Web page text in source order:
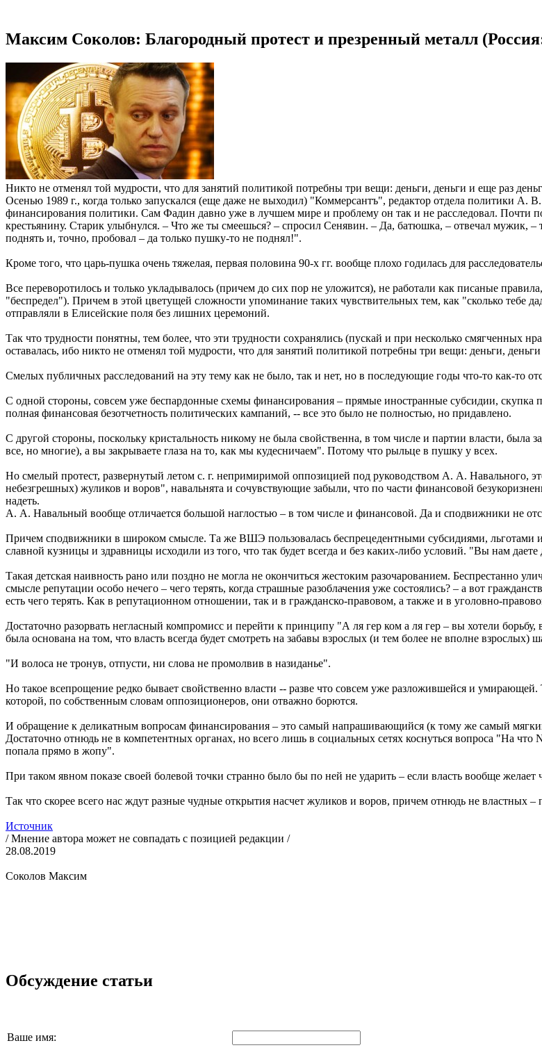
Максим Соколов: Благородный протест и презренный металл
Никто не отменял той мудрости, что для занятий политикой потребны три вещи: деньги, деньги и еще раз
Осенью 1989 г., когда только запускался (еще даже не выходил) "Коммерсантъ", редактор отдела политики А.
финансирования политики. Сам Фадин давно уже в лучшем мире и проблему он так и не расследовал. Почти
крестьянину. Старик улыбнулся. – Что же ты смеешься? – спросил Сенявин. – Да, батюшка, – отвечал
поднять и, точно, пробовал – да только пушку-то не поднял!".
Кроме того, что царь-пушка очень тяжелая, первая половина 90-х гг. вообще плохо годилась для
Все переворотилось и только укладывалось (причем до сих пор не уложится), не работали как писаные
"беспредел"). Причем в этой цветущей сложности упоминание таких чувствительных тем, как "сколько тебе
отправляли в Елисейские поля без лишних церемоний.
Так что трудности понятны, тем более, что эти трудности сохранялись (пускай и при несколько смягченных
оставалась, ибо никто не отменял той мудрости, что для занятий политикой потребны три вещи: деньги,
Смелых публичных расследований на эту тему как не было, так и нет, но в последующие годы что-то как-то
С одной стороны, совсем уже беспардонные схемы финансирования – прямые иностранные субсидии,
полная финансовая безотчетность политических кампаний, -- все это было не полностью, но придавлено.
С другой стороны, поскольку кристальность никому не была свойственна, в том числе и партии власти, была
все, но многие), а вы закрываете глаза на то, как мы кудесничаем". Потому что рыльце в пушку у всех.
Но смелый протест, развернутый летом с. г. непримиримой оппозицией под руководством А. А. Навального,
небезгрешных) жуликов и воров", навальнята и сочувствующие забыли, что по части финансовой
надеть.
А. А. Навальный вообще отличается большой наглостью – в том числе и финансовой. Да и сподвижники не
Причем сподвижники в широком смысле. Та же ВШЭ пользовалась беспрецедентными субсидиями, льготами
славной кузницы и здравницы исходили из того, что так будет всегда и без каких-либо условий. "Вы нам даете
Такая детская наивность рано или поздно не могла не окончиться жестоким разочарованием. Беспрестанно
смысле репутации особо нечего – чего терять, когда страшные разоблачения уже состоялись? – а вот
есть чего терять. Как в репутационном отношении, так и в гражданско-правовом, а также и в уголовно-
Достаточно разорвать негласный компромисс и перейти к принципу "А ля гер ком а ля гер – вы хотели
была основана на том, что власть всегда будет смотреть на забавы взрослых (и тем более не вполне взрослых)
"И волоса не тронув, отпусти, ни слова не промолвив в назиданье".
Но такое всепрощение редко бывает свойственно власти -- разве что совсем уже разложившейся и
которой, по собственным словам оппозиционеров, они отважно борются.
И обращение к деликатным вопросам финансирования – это самый напрашивающийся (к тому же самый
Достаточно отнюдь не в компетентных органах, но всего лишь в социальных сетях коснуться вопроса "На что
попала прямо в жопу".
При таком явном показе своей болевой точки странно было бы по ней не ударить – если власть вообще желает
Так что скорее всего нас ждут разные чудные открытия насчет жуликов и воров, причем отнюдь не властных
Источник
/ Мнение автора может не совпадать с позицией редакции /
28.08.2019
Соколов Максим
Обсуждение статьи
Ваше имя: